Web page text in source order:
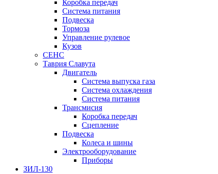
Коробка передач
Система питания
Подвеска
Тормоза
Управление рулевое
Кузов
СЕНС
Таврия Славута
Двигатель
Система выпуска газа
Система охлаждения
Система питания
Трансмисия
Коробка передач
Сцепление
Подвеска
Колеса и шины
Электрооборудование
Приборы
ЗИЛ-130